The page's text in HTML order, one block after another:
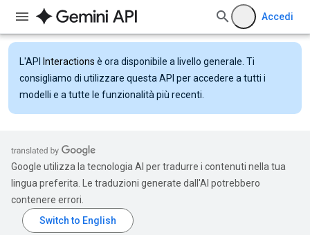
Accedi
L'API Interactions è ora disponibile a livello generale. Ti
consigliamo di utilizzare questa API per accedere a tutti i
modelli e a tutte le funzionalità più recenti.
Google utilizza la tecnologia AI per tradurre i contenuti nella tua
lingua preferita. Le traduzioni generate dall'AI potrebbero
contenere errori.